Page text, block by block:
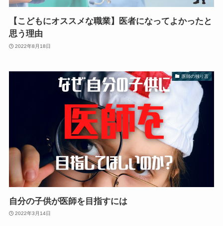
【こどもにオススメな職業】医者になってよかったと
思う理由
2022年8月18日
医師の独り言
自分の子供が医師を目指すには
2022年3月14日